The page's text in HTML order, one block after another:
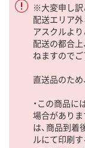
※大変申し訳
配送エリア外
アスクルよ
配送の都合
ねますのでご
直送品のため
・この商品
場合があり
は、商品到着
ルにて印刷す